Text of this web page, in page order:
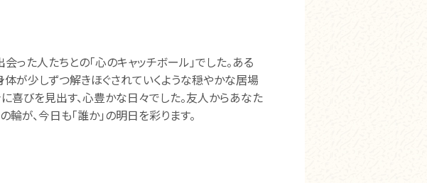
った人たちとの「心のキャッチボール」でした。ある
が少しずつ解きほぐされていくような穏やかな居場
喜びを見出す、心豊かな日々でした。友人からあなた
が、今日も「誰か」の明日を彩ります。